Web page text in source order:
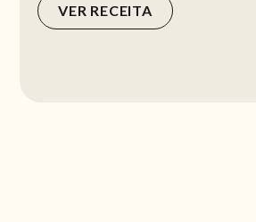
VER RECEITA